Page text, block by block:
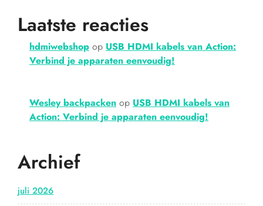
Laatste reacties
hdmiwebshop op USB HDMI kabels van Action:
Verbind je apparaten eenvoudig!
Wesley backpacken op USB HDMI kabels van
Action: Verbind je apparaten eenvoudig!
Archief
juli 2026